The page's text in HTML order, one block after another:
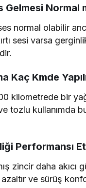
Gelmesi Normal
normal olabilir
sesi varsa
Kaç Kmde
kilometrede bir
tozlu kullanımda
Performansı
zincir daha akıcı
ve sürüş